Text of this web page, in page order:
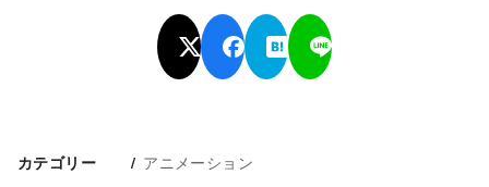
カテゴリー アニメーション